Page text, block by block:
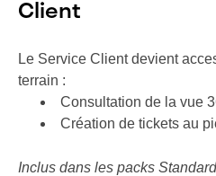
Client
Le Service Client devient
terrain :
Consultation de la vue
Création de tickets au
Inclus dans les packs